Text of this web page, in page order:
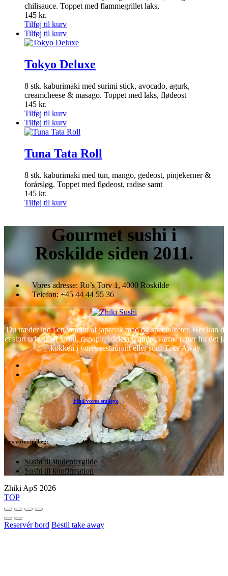
chilisauce. Toppet med flammegrillet laks,
145 kr.
Tilføj til kurv
Tilføj til kurv
Tokyo Deluxe
8 stk. kaburimaki med surimi stick, avocado, agurk,
creamcheese & masago. Toppet med laks, flødeost
145 kr.
Tilføj til kurv
Tilføj til kurv
Tuna Tata Roll
8 stk. kaburimaki med tun, mango, gedeost, pinjekerner &
forårsløg. Toppet med flødeost, radise samt
145 kr.
Tilføj til kurv
Gourmetsushi i
Roskilde siden 2011.
Vores adresse: Ro’s Torv 1, 4000 Roskilde
Telefon: +45 44 44 55 36
Du træder ind i en verden af japansk mad og specialiteter. Her kan
et stort udvalg af sushi, rispapir, sticks og andre varme retter fra det
køkken i vores restaurant eller som Take Away.
Find vores smileys
Læs vores indlæg:
Sushi til studentergilde
Sushi til konfirmation
Zhiki ApS 2026
TOP
Reservér bord Bestil take away